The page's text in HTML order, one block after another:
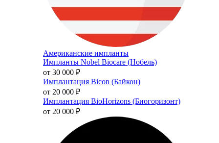
Американские импланты
Импланты Nobel Biocare (Нобель)
от 30 000 ₽
Имплантация Bicon (Байкон)
от 20 000 ₽
Имплантация BioHorizons (Биогоризонт)
от 20 000 ₽